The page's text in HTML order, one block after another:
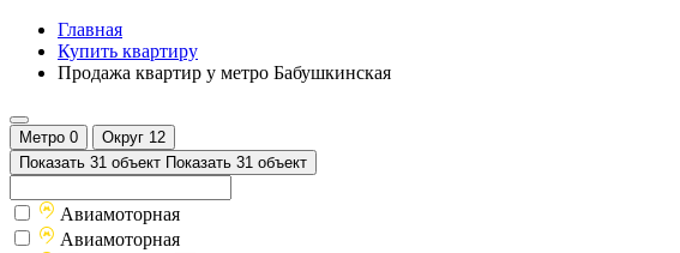
Главная
Купить квартиру
Продажа квартир у метро Бабушкинская
Метро 0 Округ 12
Показать 31 объект Показать 31 объект
Авиамоторная
Авиамоторная